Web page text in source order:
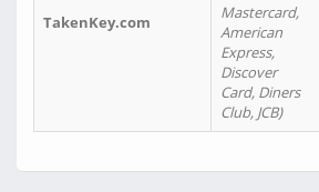
TakenKey.com
Mastercard,
American
Express,
Discover
Card, Diners
Club, JCB)